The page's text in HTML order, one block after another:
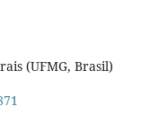
(UFMG, Brasil)